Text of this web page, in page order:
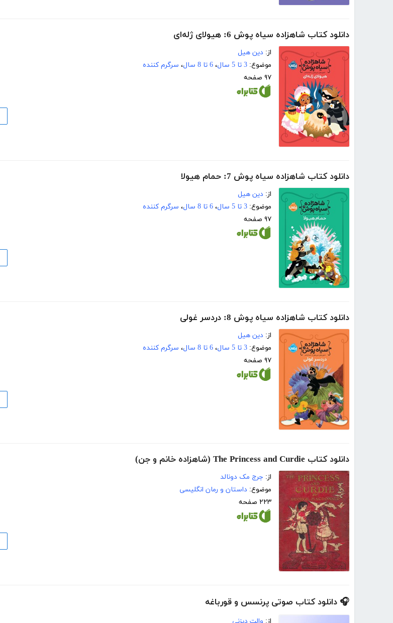
دانلود کتاب شاهزاده سیاه پوش 6: هیولای ژله‌ای
از: دین هیل
موضوع: 3 تا 5 سال ، 6 تا 8 سال ، سرگرم کننده
۹۷ صفحه
دانلود کتاب شاهزاده سیاه پوش 7: حمام هیولا
از: دین هیل
موضوع: 3 تا 5 سال ، 6 تا 8 سال ، سرگرم کننده
۹۷ صفحه
دانلود کتاب شاهزاده سیاه پوش 8: دردسر غولی
از: دین هیل
موضوع: 3 تا 5 سال ، 6 تا 8 سال ، سرگرم کننده
۹۷ صفحه
دانلود کتاب The Princess and Curdie (شاهزاده خانم و جن)
از: جرج مک دونالد
موضوع: داستان و رمان انگلیسی
۲۲۳ صفحه
🎧 دانلود کتاب صوتی پرنسس و قورباغه